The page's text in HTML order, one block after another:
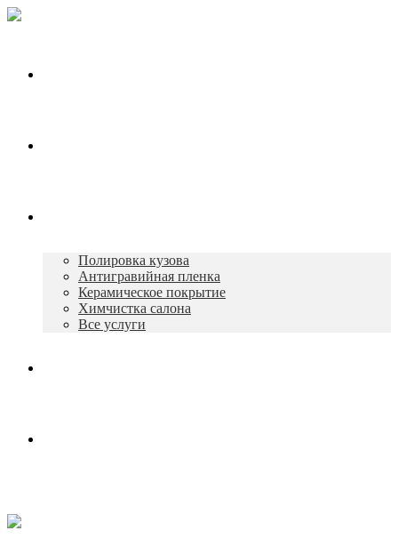
Полировка кузова
Антигравийная пленка
Керамическое покрытие
Химчистка салона
Все услуги